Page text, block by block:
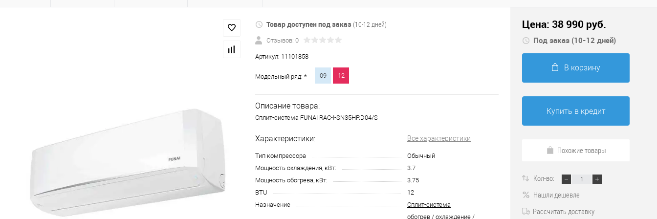
Товар доступен под заказ (10-12 дней)
Отзывов: 0
Артикул: 11101858
Модельный ряд: * 09 12
Описание товара:
Сплит-система FUNAI RAC-I-SN35HP.D04/S
Характеристики: Все характеристики
Тип компрессора
Обычный
Мощность охлаждения, кВт:
3.7
Мощность обогрева, кВт:
3.75
BTU
12
Назначение
Сплит-система
обогрев / охлаждение /
Цена: 38 990 руб.
Под заказ (10-12 дней)
В корзину
Купить в кредит
Похожие товары
Кол-во:
Нашли дешевле
Рассчитать доставку